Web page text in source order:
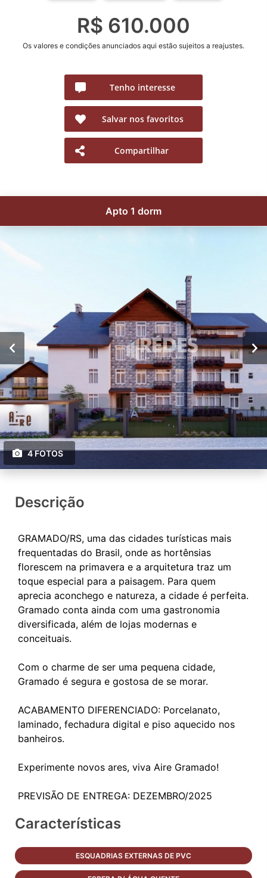
R$ 610.000
Os valores e condições anunciados aqui estão sujeitos a reajustes.
Tenho interesse
Salvar nos favoritos
Compartilhar
Apto 1 dorm
4 FOTOS
Descrição
GRAMADO/RS, uma das cidades turísticas mais
frequentadas do Brasil, onde as hortênsias
florescem na primavera e a arquitetura traz um
toque especial para a paisagem. Para quem
aprecia aconchego e natureza, a cidade é perfeita.
Gramado conta ainda com uma gastronomia
diversificada, além de lojas modernas e
conceituais.
Com o charme de ser uma pequena cidade,
Gramado é segura e gostosa de se morar.
ACABAMENTO DIFERENCIADO: Porcelanato,
laminado, fechadura digital e piso aquecido nos
banheiros.
Experimente novos ares, viva Aire Gramado!
Características
ESQUADRIAS EXTERNAS DE PVC